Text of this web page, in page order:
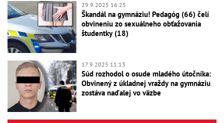
29.9.2025 16:25
Škandál na gymnáziu! Pedagóg (66) čelí
obvineniu zo sexuálneho obťažovania
študentky (18)
17.9.2025 11:13
Súd rozhodol o osude mladého útočníka:
Obvinený z úkladnej vraždy na gymnáziu
zostáva naďalej vo väzbe